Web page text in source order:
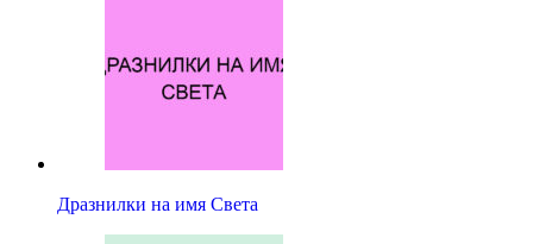
Дразнилки на имя Света